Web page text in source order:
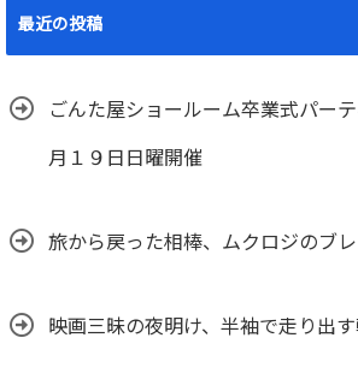
最近の投稿
ごんた屋ショールーム卒業式パー
月１９日日曜開催
旅から戻った相棒、ムクロジのブレ
映画三昧の夜明け、半袖で走り出す